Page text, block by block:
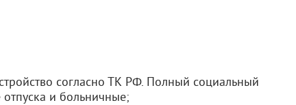
согласно ТК РФ. Полный социальный
и больничные;